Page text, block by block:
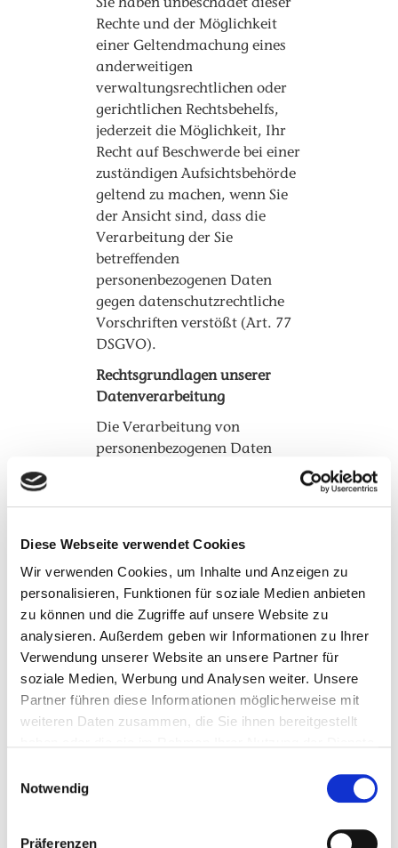
Diese Webseite verwendet Cookies
Wir verwenden Cookies, um Inhalte und Anzeigen zu
personalisieren, Funktionen für soziale Medien anbieten
zu können und die Zugriffe auf unsere Website zu
analysieren. Außerdem geben wir Informationen zu Ihrer
Verwendung unserer Website an unsere Partner für
soziale Medien, Werbung und Analysen weiter. Unsere
Partner führen diese Informationen möglicherweise mit
weiteren Daten zusammen, die Sie ihnen bereitgestellt
Cookies, wenn Sie unsere Webseite weiterhin nutzen.
Notwendig
Präferenzen
Sie haben unbeschadet dieser
Rechte und der Möglichkeit
einer Geltendmachung eines
anderweitigen
verwaltungsrechtlichen oder
gerichtlichen Rechtsbehelfs,
jederzeit die Möglichkeit, Ihr
Recht auf Beschwerde bei einer
zuständigen Aufsichtsbehörde
geltend zu machen, wenn Sie
der Ansicht sind, dass die
Verarbeitung der Sie
betreffenden
personenbezogenen Daten
gegen datenschutzrechtliche
Vorschriften verstößt (Art. 77
DSGVO).
Rechtsgrundlagen unserer
Datenverarbeitung
Die Verarbeitung von
personenbezogenen Daten
Beantwortung von Anfragen
Ihrerseits bezüglich eines
Vertrages benötigen, ist
Rechtsgrundlage für diese
Datenverarbeitung Art. 6 Abs.
1 lit. b DSGVO. Holen wir für
eine bestimmte
Datenverarbeitung Ihre